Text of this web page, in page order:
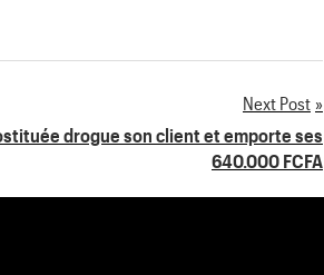
Next Post
drogue son client et emporte ses
640.000 FCFA